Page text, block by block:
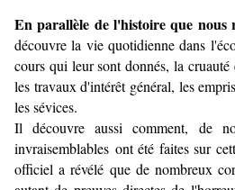
En parallèle de l'histoire que nous
découvre la vie quotidienne dans
cours qui leur sont donnés, la
les travaux d'intérêt général, les
les sévices.
Il découvre aussi comment, de
invraisemblables ont été faites sur
officiel a révélé que de nombreux